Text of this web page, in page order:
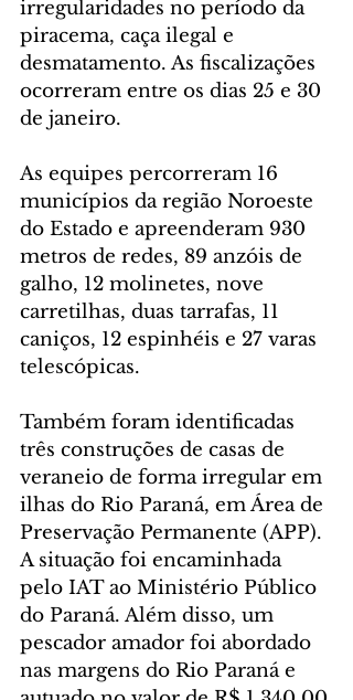
irregularidades no período da
piracema, caça ilegal e
desmatamento. As fiscalizações
ocorreram entre os dias 25 e 30
de janeiro.
As equipes percorreram 16
municípios da região Noroeste
do Estado e apreenderam 930
metros de redes, 89 anzóis de
galho, 12 molinetes, nove
carretilhas, duas tarrafas, 11
caniços, 12 espinhéis e 27 varas
telescópicas.
Também foram identificadas
três construções de casas de
veraneio de forma irregular em
ilhas do Rio Paraná, em Área de
Preservação Permanente (APP).
A situação foi encaminhada
pelo IAT ao Ministério Público
do Paraná. Além disso, um
pescador amador foi abordado
nas margens do Rio Paraná e